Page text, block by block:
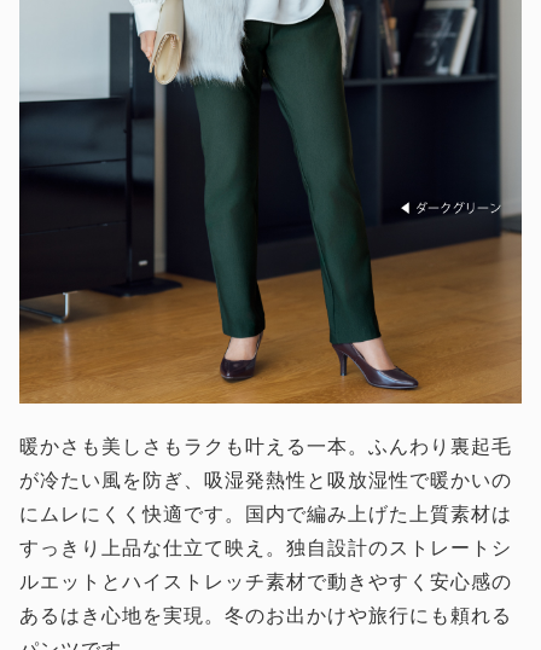
暖かさも美しさもラクも叶える一本。ふんわり裏起毛
が冷たい風を防ぎ、吸湿発熱性と吸放湿性で暖かいの
にムレにくく快適です。国内で編み上げた上質素材は
すっきり上品な仕立て映え。独自設計のストレートシ
ルエットとハイストレッチ素材で動きやすく安心感の
あるはき心地を実現。冬のお出かけや旅行にも頼れる